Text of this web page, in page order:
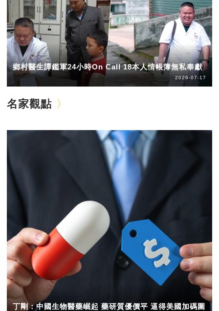
鄉村醫生譚鑑軍24小時On Call 18本人情帳簿無私奉獻
2026-07-17
名家觀點
丁剛：中國生物醫藥崛起 藥研質優價平 逼得美國加碼圍